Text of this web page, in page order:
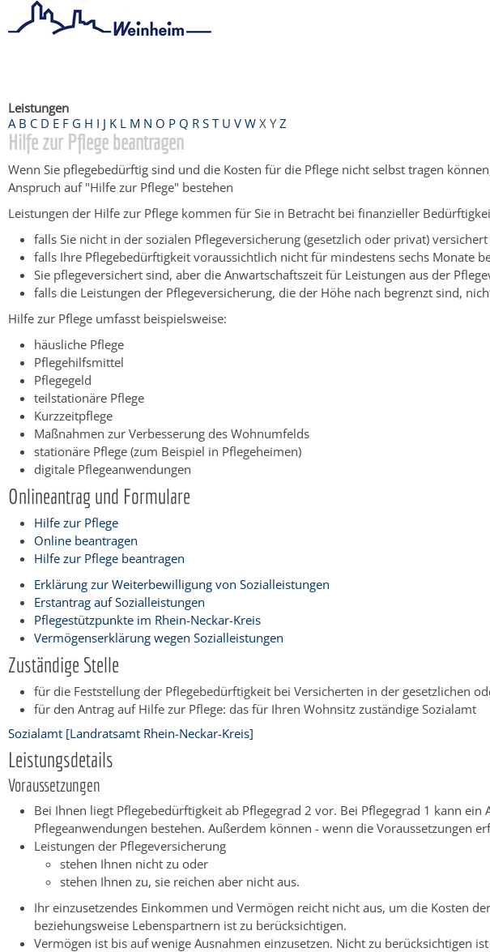
Leistungen
A B C D E F G H I J K L M N O P Q R S T U V W X Y Z
Hilfe zur Pflege beantragen
Wenn Sie pflegebedürftig sind und die Kosten für die Pflege nicht selbst tragen
Anspruch auf "Hilfe zur Pflege" bestehen
Leistungen der Hilfe zur Pflege kommen für Sie in Betracht bei finanzieller
falls Sie nicht in der sozialen Pflegeversicherung (gesetzlich oder privat)
falls Ihre Pflegebedürftigkeit voraussichtlich nicht für mindestens sechs Monate
Sie pflegeversichert sind, aber die Anwartschaftszeit für Leistungen aus der
falls die Leistungen der Pflegeversicherung, die der Höhe nach begrenzt sind,
Hilfe zur Pflege umfasst beispielsweise:
häusliche Pflege
Pflegehilfsmittel
Pflegegeld
teilstationäre Pflege
Kurzzeitpflege
Maßnahmen zur Verbesserung des Wohnumfelds
stationäre Pflege (zum Beispiel in Pflegeheimen)
digitale Pflegeanwendungen
Onlineantrag und Formulare
Hilfe zur Pflege
Online beantragen
Hilfe zur Pflege beantragen
Erklärung zur Weiterbewilligung von Sozialleistungen
Erstantrag auf Sozialleistungen
Pflegestützpunkte im Rhein-Neckar-Kreis
Vermögenserklärung wegen Sozialleistungen
Zuständige Stelle
für die Feststellung der Pflegebedürftigkeit bei Versicherten in der gesetzlichen
für den Antrag auf Hilfe zur Pflege: das für Ihren Wohnsitz zuständige Sozialamt
Sozialamt [Landratsamt Rhein-Neckar-Kreis]
Leistungsdetails
Voraussetzungen
Bei Ihnen liegt Pflegebedürftigkeit ab Pflegegrad 2 vor. Bei Pflegegrad 1 kann
Pflegeanwendungen bestehen. Außerdem können - wenn die Voraussetzungen
Leistungen der Pflegeversicherung
stehen Ihnen nicht zu oder
stehen Ihnen zu, sie reichen aber nicht aus.
Ihr einzusetzendes Einkommen und Vermögen reicht nicht aus, um die Kosten
beziehungsweise Lebenspartnern ist zu berücksichtigen.
Vermögen ist bis auf wenige Ausnahmen einzusetzen. Nicht zu berücksichtigen